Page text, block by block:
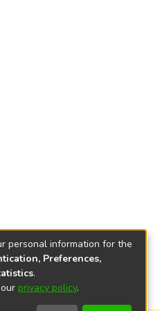
personal information for the
Preferences,
.
privacy policy.